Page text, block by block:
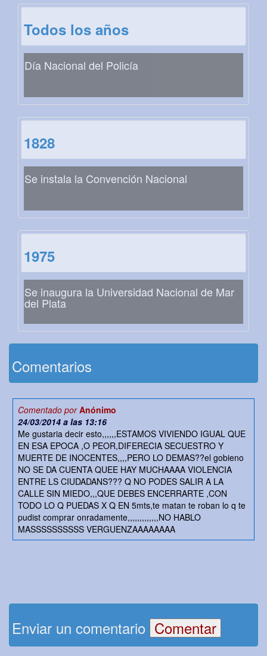
Todos los años
Día Nacional del Policía
1828
Se instala la Convención Nacional
1975
Se inaugura la Universidad Nacional de Mar
del Plata
Comentarios
Comentado porAnónimo
24/03/2014 a las 13:16
Me gustaria decir esto,,,,,,ESTAMOS VIVIENDO IGUAL QUE
EN ESA EPOCA ,O PEOR,DIFERECIA SECUESTRO Y
MUERTE DE INOCENTES,,,,PERO LO DEMAS??el gobieno
NO SE DA CUENTA QUEE HAY MUCHAAAA VIOLENCIA
ENTRE LS CIUDADANS??? Q NO PODES SALIR A LA
CALLE SIN MIEDO,,,QUE DEBES ENCERRARTE ,CON
TODO LO Q PUEDAS X Q EN 5mts,te matan te roban lo q te
pudist comprar onradamente,,,,,,,,,,,,,NO HABLO
MASSSSSSSSSS VERGUENZAAAAAAAA
Enviar un comentario